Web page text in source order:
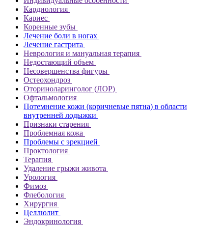
Кардиология
Кариес
Коренные зубы
Лечение боли в ногах
Лечение гастрита
Неврология и мануальная терапия
Недостающий объем
Несовершенства фигуры
Остеохондроз
Оториноларинголог (ЛОР)
Офтальмология
Потемнение кожи (коричневые пятна) в области
внутренней лодыжки
Признаки старения
Проблемная кожа
Проблемы с эрекцией
Проктология
Терапия
Удаление грыжи живота
Урология
Фимоз
Флебология
Хирургия
Целлюлит
Эндокринология